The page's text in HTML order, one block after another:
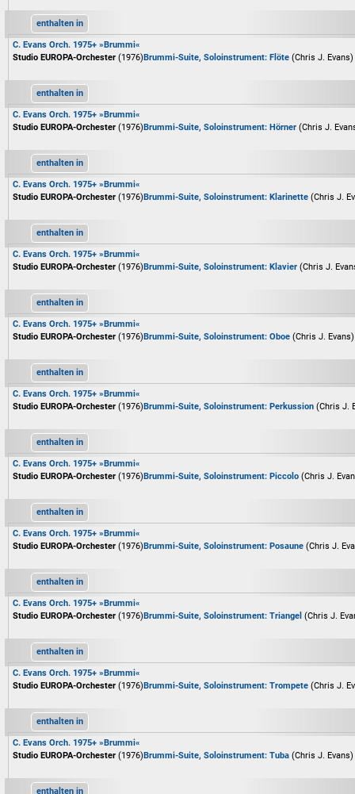
enthalten in
C. Evans Orch. 1975+ »Brummi«
Studio EUROPA-Orchester (1976)Brummi-Suite, Soloinstrument: Flöte (Chris J. Evans)
enthalten in
C. Evans Orch. 1975+ »Brummi«
Studio EUROPA-Orchester (1976)Brummi-Suite, Soloinstrument: Hörner (Chris J.
enthalten in
C. Evans Orch. 1975+ »Brummi«
Studio EUROPA-Orchester (1976)Brummi-Suite, Soloinstrument: Klarinette (Chris J.
enthalten in
C. Evans Orch. 1975+ »Brummi«
Studio EUROPA-Orchester (1976)Brummi-Suite, Soloinstrument: Klavier (Chris J.
enthalten in
C. Evans Orch. 1975+ »Brummi«
Studio EUROPA-Orchester (1976)Brummi-Suite, Soloinstrument: Oboe (Chris J. Evans)
enthalten in
C. Evans Orch. 1975+ »Brummi«
Studio EUROPA-Orchester (1976)Brummi-Suite, Soloinstrument: Perkussion (Chris J.
enthalten in
C. Evans Orch. 1975+ »Brummi«
Studio EUROPA-Orchester (1976)Brummi-Suite, Soloinstrument: Piccolo (Chris J.
enthalten in
C. Evans Orch. 1975+ »Brummi«
Studio EUROPA-Orchester (1976)Brummi-Suite, Soloinstrument: Posaune (Chris J.
enthalten in
C. Evans Orch. 1975+ »Brummi«
Studio EUROPA-Orchester (1976)Brummi-Suite, Soloinstrument: Triangel (Chris J.
enthalten in
C. Evans Orch. 1975+ »Brummi«
Studio EUROPA-Orchester (1976)Brummi-Suite, Soloinstrument: Trompete (Chris J.
enthalten in
C. Evans Orch. 1975+ »Brummi«
Studio EUROPA-Orchester (1976)Brummi-Suite, Soloinstrument: Tuba (Chris J. Evans)
enthalten in